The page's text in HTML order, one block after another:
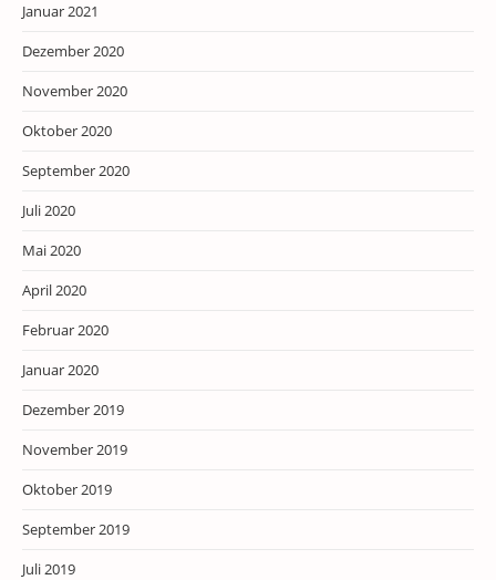
Januar 2021
Dezember 2020
November 2020
Oktober 2020
September 2020
Juli 2020
Mai 2020
April 2020
Februar 2020
Januar 2020
Dezember 2019
November 2019
Oktober 2019
September 2019
Juli 2019